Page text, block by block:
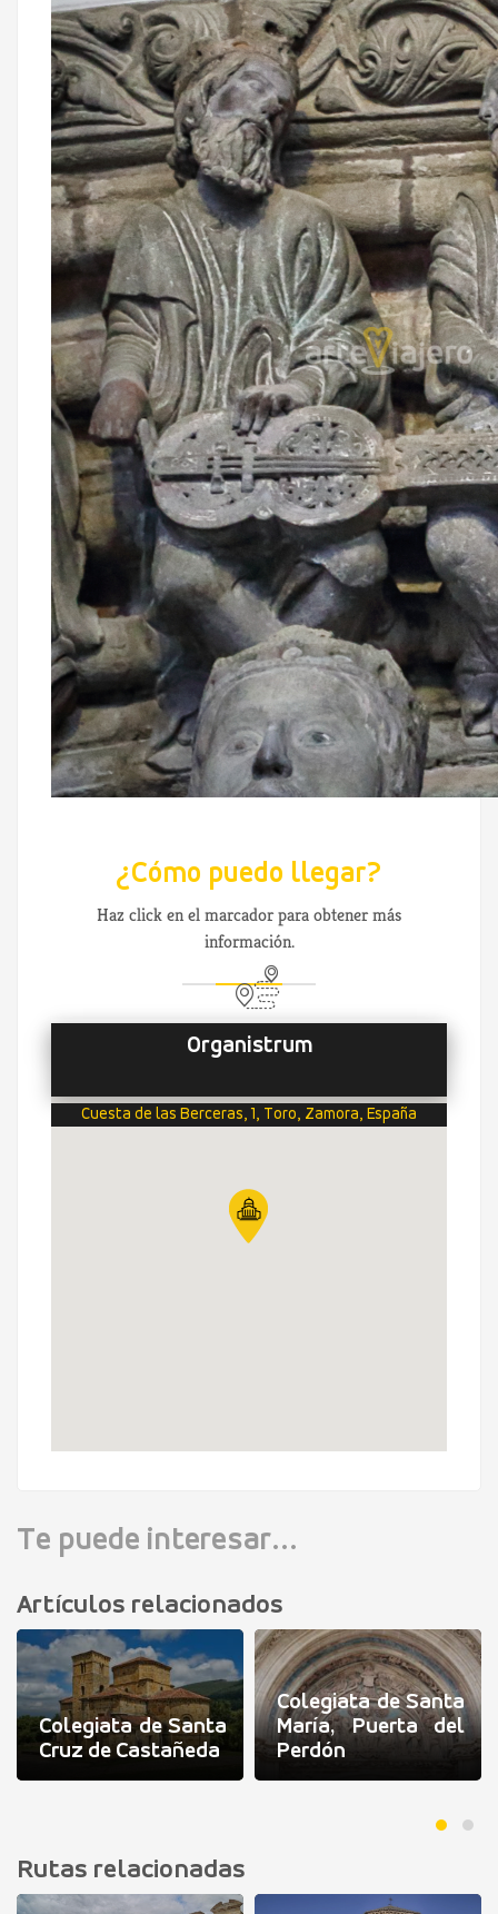
¿Cómo puedo llegar?
Haz click en el marcador para obtener más
información.
Organistrum
Cuesta de las Berceras, 1, Toro, Zamora, España
Te puede interesar...
Artículos relacionados
Colegiata de Santa
Cruz de Castañeda
Colegiata de Santa
María, Puerta del
Perdón
Rutas relacionadas